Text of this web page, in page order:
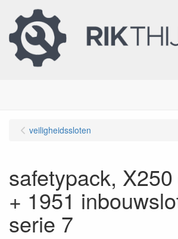
veiligheidssloten
safetypack,
+ 1951
serie 7